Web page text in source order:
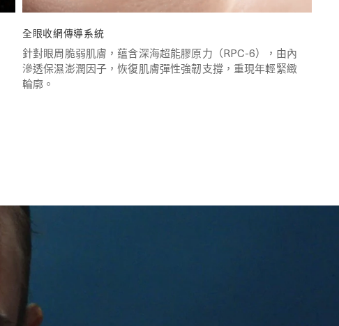
全眼收網傳導系統
針對眼周脆弱肌膚，蘊含深海超能膠原力（RPC-6），由內
滲透保濕澎潤因子，恢復肌膚彈性強韌支撐，重現年輕緊緻
輪廓。